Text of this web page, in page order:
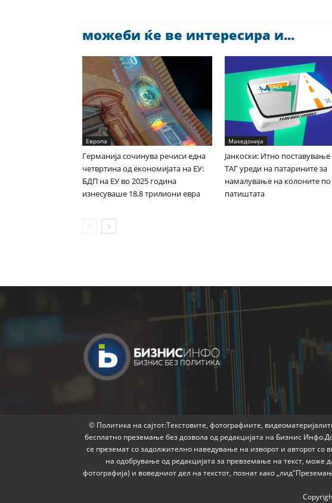
можеби ќе ве интересира и...
Европа
Германија сочинува речиси една
четвртина од економијата на ЕУ:
БДП на ЕУ во 2025 година
изнесуваше 18,8 трилиони евра
Македонија
Јанкоски: Итно
ТАГ уреди на патарините за
намалување на колоните по
патиштата
© Политика на сајтот:Текстовите, фотографиите,
бесплатно преземање без дозвола од редакцијата на Бизнис
се преземат со задолжително наведување на изворот и авторот
на одобрување од редакцијата за превземање на текст, може
фотографија) и воведниот дел на текстот, познат како